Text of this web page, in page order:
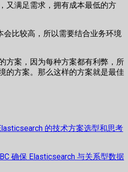
又满足需求，拥有成本最低的方
会比较高，所以需要结合业务环境
方案，因为每种方案都有利弊，所
的方案。那么这样的方案就是最佳
的技术方案选型和思考
确保 Elasticsearch 与关系型数据